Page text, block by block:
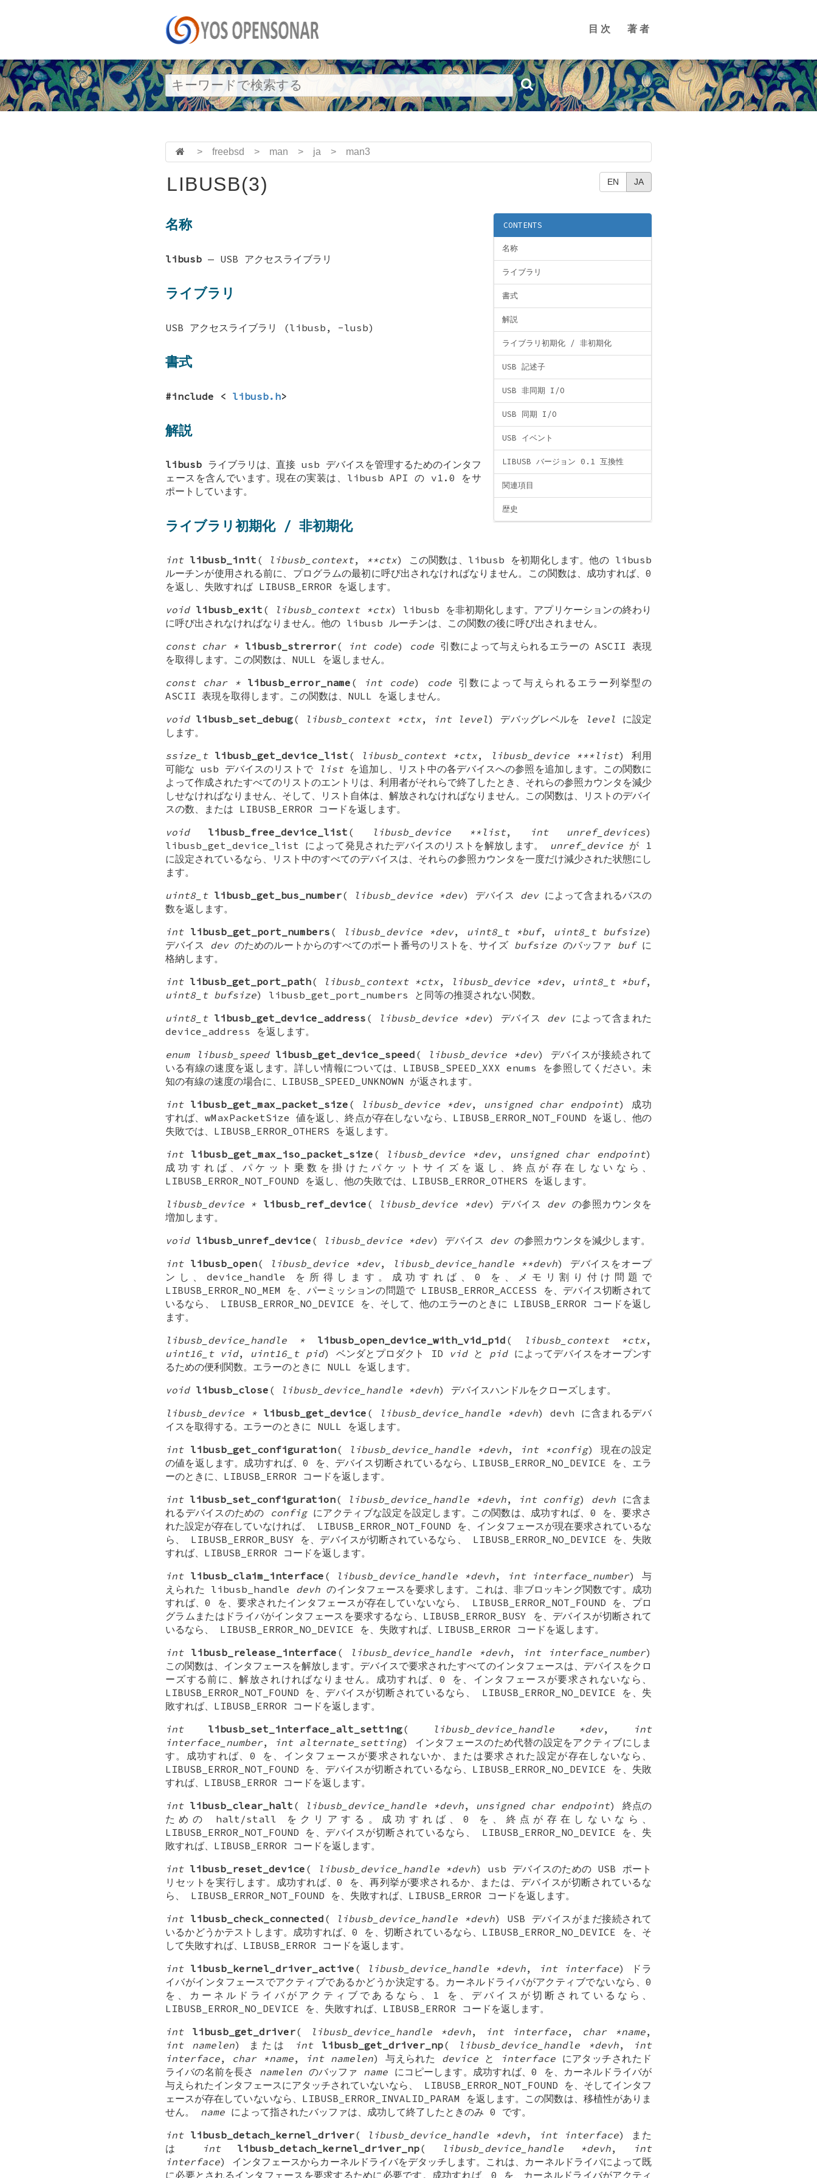
目次 著者
> freebsd > man > ja > man3
EN JA
LIBUSB(3)
CONTENTS
名称
ライブラリ
書式
解説
ライブラリ初期化 / 非初期化
USB 記述子
USB 非同期 I/O
USB 同期 I/O
USB イベント
LIBUSB バージョン 0.1 互換性
関連項目
歴史
名称
libusb — USB アクセスライブラリ
ライブラリ
USB アクセスライブラリ (libusb, -lusb)
書式
#include < libusb.h>
解説
libusb ライブラリは、直接 usb デバイスを管理するためのインタフ
ェースを含んでいます。現在の実装は、libusb API の v1.0 をサ
ポートしています。
ライブラリ初期化 / 非初期化
int libusb_init ( libusb_context, **ctx) この関数は、libusb を初期化します。他の libusb
ルーチンが使用される前に、プログラムの最初に呼び出されなければなりません。この関数は、成功すれば、0
を返し、失敗すれば LIBUSB_ERROR を返します。
void libusb_exit ( libusb_context *ctx) libusb を非初期化します。アプリケーションの終わり
に呼び出されなければなりません。他の libusb ルーチンは、この関数の後に呼び出されません。
const char * libusb_strerror( int code) code引数によって与えられるエラーの ASCII 表現
を取得します。この関数は、NULL を返しません。
const char *
libusb_error_name ( int code) code引数によって与えられるエラー列挙型の
ASCII 表現を取得します。この関数は、NULL を返しません。
void libusb_set_debug( libusb_context *ctx, int level) デバッグレベルを level に設定
します。
ssize_t libusb_get_device_list ( libusb_context *ctx, libusb_device ***list) 利用
可能な usb デバイスのリストで
listを追加し、リスト中の各デバイスへの参照を追加します。この関数に
よって作成されたすべてのリストのエントリは、利用者がそれらで終了したとき、それらの参照カウンタを減少
しせなければなりません、そして、リスト自体は、解放されなければなりません。この関数は、リストのデバイ
スの数、または LIBUSB_ERROR コードを返します。
void
libusb_free_device_list ( libusb_device **list, int unref_devices)
libusb_get_device_list によって発見されたデバイスのリストを解放します。 unref_deviceが 1
に設定されているなら、リスト中のすべてのデバイスは、それらの参照カウンタを一度だけ減少された状態にし
ます。
uint8_t libusb_get_bus_number( libusb_device *dev) デバイス devによって含まれるバスの
数を返します。
int libusb_get_port_numbers ( libusb_device *dev, uint8_t *buf, uint8_t bufsize)
デバイス devのためのルートからのすべてのポート番号のリストを、サイズ bufsizeのバッファ bufに
格納します。
int libusb_get_port_path( libusb_context *ctx, libusb_device *dev, uint8_t *buf,
uint8_t bufsize) libusb_get_port_numbers と同等の推奨されない関数。
uint8_t libusb_get_device_address ( libusb_device *dev) デバイス devによって含まれた
device_address を返します。
enum libusb_speed libusb_get_device_speed ( libusb_device *dev) デバイスが接続されて
いる有線の速度を返します。詳しい情報については、LIBUSB_SPEED_XXX enums を参照してください。未
知の有線の速度の場合に、LIBUSB_SPEED_UNKNOWN が返されます。
int libusb_get_max_packet_size ( libusb_device *dev, unsigned char endpoint) 成功
すれば、wMaxPacketSize 値を返し、終点が存在しないなら、LIBUSB_ERROR_NOT_FOUND を返し、他の
失敗では、LIBUSB_ERROR_OTHERS を返します。
int
libusb_get_max_iso_packet_size ( libusb_device *dev, unsigned char endpoint)
成功すれば、パケット乗数を掛けたパケットサイズを返し、終点が存在しないなら、
LIBUSB_ERROR_NOT_FOUND を返し、他の失敗では、LIBUSB_ERROR_OTHERS を返します。
libusb_device * libusb_ref_device ( libusb_device *dev) デバイス devの参照カウンタを
増加します。
void libusb_unref_device ( libusb_device *dev) デバイス devの参照カウンタを減少します。
int libusb_open( libusb_device *dev, libusb_device_handle **devh) デバイスをオープ
ンし、device_handle を所得します。成功すれば、0 を、メモリ割り付け問題で
LIBUSB_ERROR_NO_MEM を、パーミッションの問題で LIBUSB_ERROR_ACCESS を、デバイス切断されて
いるなら、 LIBUSB_ERROR_NO_DEVICE を、そして、他のエラーのときに LIBUSB_ERROR コードを返し
ます。
libusb_device_handle *
libusb_open_device_with_vid_pid ( libusb_context *ctx,
uint16_t vid, uint16_t pid) ベンダとプロダクト ID vidと pidによってデバイスをオープンす
るための便利関数。エラーのときに NULL を返します。
void libusb_close ( libusb_device_handle *devh) デバイスハンドルをクローズします。
libusb_device * libusb_get_device ( libusb_device_handle *devh) devh に含まれるデバ
イスを取得する。エラーのときに NULL を返します。
int libusb_get_configuration( libusb_device_handle *devh, int *config) 現在の設定
の値を返します。成功すれば、0 を、デバイス切断されているなら、LIBUSB_ERROR_NO_DEVICE を、エラ
ーのときに、LIBUSB_ERROR コードを返します。
int libusb_set_configuration( libusb_device_handle *devh, int config) devh に含ま
れるデバイスのための
configにアクティブな設定を設定します。この関数は、成功すれば、0 を、要求さ
れた設定が存在していなければ、 LIBUSB_ERROR_NOT_FOUND を、インタフェースが現在要求されているな
ら、 LIBUSB_ERROR_BUSY を、デバイスが切断されているなら、 LIBUSB_ERROR_NO_DEVICE を、失敗
すれば、LIBUSB_ERROR コードを返します。
int libusb_claim_interface ( libusb_device_handle *devh, int interface_number) 与
えられた libusb_handle devh のインタフェースを要求します。これは、非ブロッキング関数です。成功
すれば、0 を、要求されたインタフェースが存在していないなら、 LIBUSB_ERROR_NOT_FOUND を、プロ
グラムまたはドライバがインタフェースを要求するなら、LIBUSB_ERROR_BUSY を、デバイスが切断されて
いるなら、 LIBUSB_ERROR_NO_DEVICE を、失敗すれば、LIBUSB_ERROR コードを返します。
int
libusb_release_interface ( libusb_device_handle *devh, int interface_number)
この関数は、インタフェースを解放します。デバイスで要求されたすべてのインタフェースは、デバイスをクロ
ーズする前に、解放されければなりません。成功すれば、0 を、インタフェースが要求されないなら、
LIBUSB_ERROR_NOT_FOUND を、デバイスが切断されているなら、 LIBUSB_ERROR_NO_DEVICE を、失
敗すれば、LIBUSB_ERROR コードを返します。
int
libusb_set_interface_alt_setting( libusb_device_handle *dev,
int
interface_number, int alternate_setting) インタフェースのため代替の設定をアクティブにしま
す。成功すれば、0 を、インタフェースが要求されないか、または要求された設定が存在しないなら、
LIBUSB_ERROR_NOT_FOUND を、デバイスが切断されているなら、LIBUSB_ERROR_NO_DEVICE を、失敗
すれば、LIBUSB_ERROR コードを返します。
int libusb_clear_halt ( libusb_device_handle *devh, unsigned char endpoint) 終点の
ための halt/stall をクリアする。成功すれば、0 を、終点が存在しないなら、
LIBUSB_ERROR_NOT_FOUND を、デバイスが切断されているなら、 LIBUSB_ERROR_NO_DEVICE を、失
敗すれば、LIBUSB_ERROR コードを返します。
int libusb_reset_device ( libusb_device_handle *devh) usb デバイスのための USB ポート
リセットを実行します。成功すれば、0 を、再列挙が要求されるか、または、デバイスが切断されているな
ら、 LIBUSB_ERROR_NOT_FOUND を、失敗すれば、LIBUSB_ERROR コードを返します。
int libusb_check_connected ( libusb_device_handle *devh) USB デバイスがまだ接続されて
いるかどうかテストします。成功すれば、0 を、切断されているなら、LIBUSB_ERROR_NO_DEVICE を、そ
して失敗すれば、LIBUSB_ERROR コードを返します。
int libusb_kernel_driver_active ( libusb_device_handle *devh, int interface) ドラ
イバがインタフェースでアクティブであるかどうか決定する。カーネルドライバがアクティブでないなら、0
を、カーネルドライバがアクティブであるなら、1 を、デバイスが切断されているなら、
LIBUSB_ERROR_NO_DEVICE を、失敗すれば、LIBUSB_ERROR コードを返します。
int
libusb_get_driver( libusb_device_handle *devh, int interface, char *name,
int namelen) または int libusb_get_driver_np( libusb_device_handle *devh,
int
interface, char *name, int namelen) 与えられた deviceと interface にアタッチされたド
ライバの名前を長さ namelen のバッファ name にコピーします。成功すれば、0 を、カーネルドライバが
与えられたインタフェースにアタッチされていないなら、 LIBUSB_ERROR_NOT_FOUND を、そしてインタフ
ェースが存在していないなら、LIBUSB_ERROR_INVALID_PARAM を返します。この関数は、移植性がありま
せん。 name によって指されたバッファは、成功して終了したときのみ 0 です。
int libusb_detach_kernel_driver( libusb_device_handle *devh, int interface) また
は
int libusb_detach_kernel_driver_np( libusb_device_handle *devh,
int
interface) インタフェースからカーネルドライバをデタッチします。これは、カーネルドライバによって既
に必要とされるインタフェースを要求するために必要です。成功すれば、0 を、カーネルドライバがアクティ